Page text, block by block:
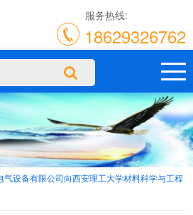
服务热线:
18629326762
气设备有限公司向西安理工大学材料科学与工程